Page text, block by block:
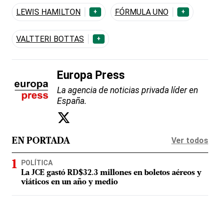
LEWIS HAMILTON + FÓRMULA UNO +
VALTTERI BOTTAS +
Europa Press
La agencia de noticias privada líder en
España.
EN PORTADA Ver todos
POLÍTICA
La JCE gastó RD$32.3 millones en boletos aéreos y
viáticos en un año y medio